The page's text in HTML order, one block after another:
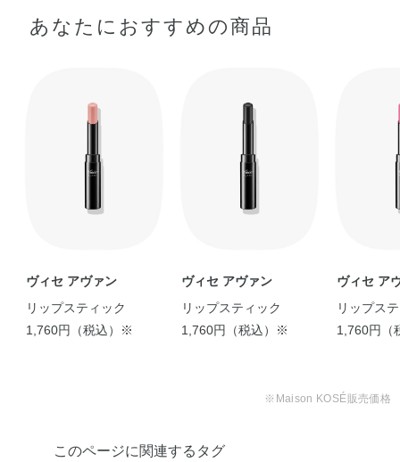
オフィスメイクにも休日
あなたにおすすめの商品
ヴィセ アヴァン
リップスティック
1,760円（税込）※
ヴィセ アヴァン
リップスティック
1,760円（税込）※
ヴィセ ア
リップス
1,760円（
※Maison KOSÉ販売価格
このページに関連するタグ